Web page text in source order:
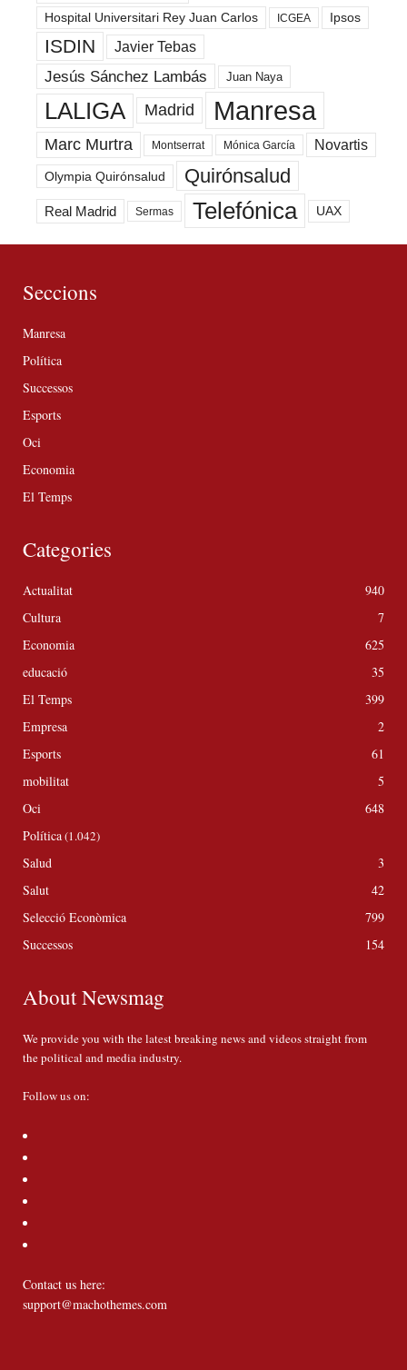
Hospital Universitari Rey Juan Carlos ICGEA Ipsos
ISDIN Javier Tebas
Jesús Sánchez Lambás Juan Naya
LALIGA Madrid Manresa
Marc Murtra Montserrat Mónica García Novartis
Olympia Quirónsalud Quirónsalud
Real Madrid Sermas Telefónica UAX
Seccions
Manresa
Política
Successos
Esports
Oci
Economia
El Temps
Categories
Actualitat
940
Cultura
7
Economia
625
educació
35
El Temps
399
Empresa
2
Esports
61
mobilitat
5
Oci
648
Política(1.042)
Salud
3
Salut
42
Selecció Econòmica
799
Successos
154
About Newsmag
We provide you with the latest breaking news and videos straight from
the political and media industry.
Follow us on:
Contact us here:
support@machothemes.com